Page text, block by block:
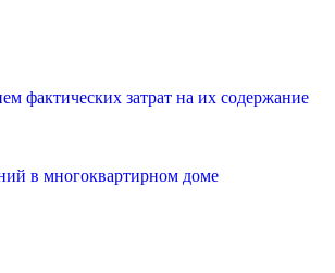
фактических затрат на их содержание
в многоквартирном доме